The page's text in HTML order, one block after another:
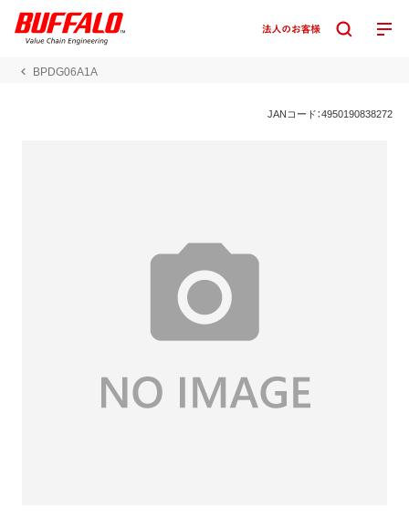
BPDG06A1A
JANコード：4950190838272